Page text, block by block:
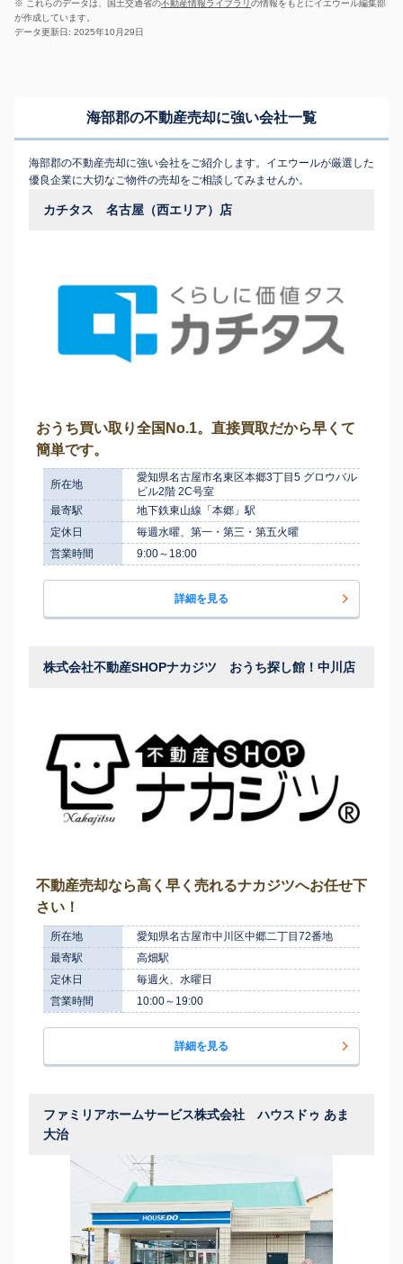
※ これらのデータは、国土交通省の不動産情報ライブラリの情報をもとにイエウール編集部
が作成しています。
データ更新日: 2025年10月29日
海部郡の不動産売却に強い会社一覧
海部郡の不動産売却に強い会社をご紹介します。イエウールが厳選した
優良企業に大切なご物件の売却をご相談してみませんか。
カチタス 名古屋（西エリア）店
おうち買い取り全国No.1。直接買取だから早くて
簡単です。
所在地
愛知県名古屋市名東区本郷3丁目5 グロウバル
ビル2階 2C号室
最寄駅
地下鉄東山線「本郷」駅
定休日
毎週水曜、第一・第三・第五火曜
営業時間
9:00～18:00
詳細を見る
株式会社不動産SHOPナカジツ おうち探し館！中川店
不動産売却なら高く早く売れるナカジツへお任せ下
さい！
所在地
愛知県名古屋市中川区中郷二丁目72番地
最寄駅
高畑駅
定休日
毎週火、水曜日
営業時間
10:00～19:00
詳細を見る
ファミリアホームサービス株式会社 ハウスドゥ あま
大治